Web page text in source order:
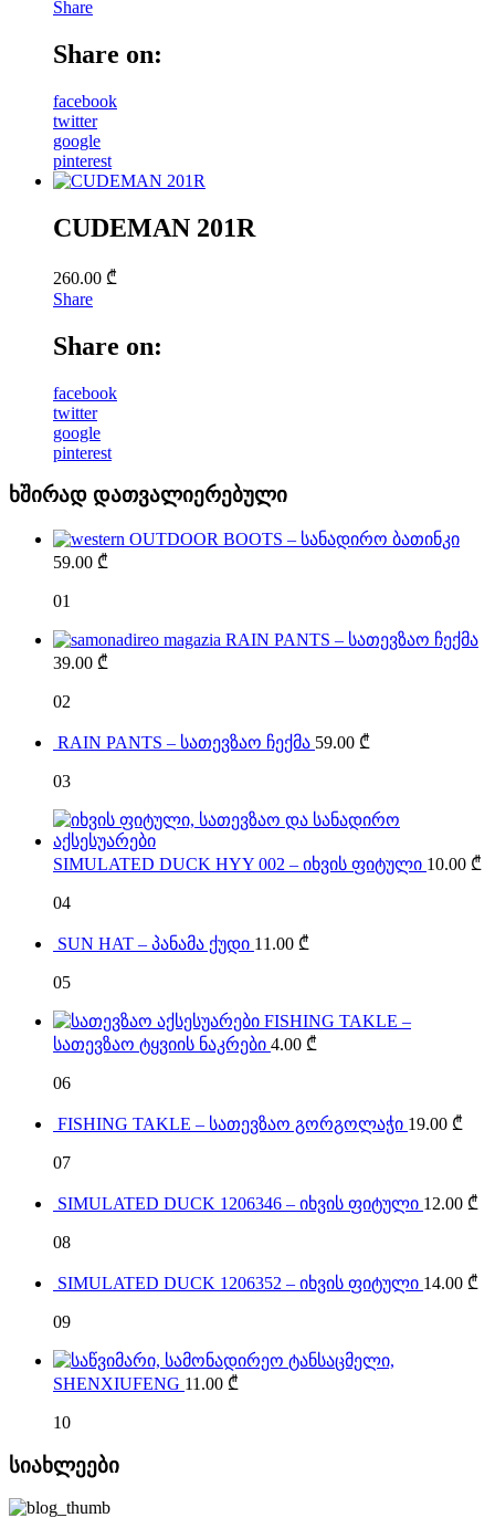
Share
Share on:
facebook
twitter
google
pinterest
CUDEMAN 201R
260.00 ₾
Share
Share on:
facebook
twitter
google
pinterest
ხშირად დათვალიერებული
OUTDOOR BOOTS – სანადირო ბათინკი
59.00 ₾
01
RAIN PANTS – სათევზაო ჩექმა
39.00 ₾
02
RAIN PANTS – სათევზაო ჩექმა 59.00 ₾
03
SIMULATED DUCK HYY 002 – იხვის ფიტული 10.00 ₾
04
SUN HAT – პანამა ქუდი 11.00 ₾
05
FISHING TAKLE –
სათევზაო ტყვიის ნაკრები 4.00 ₾
06
FISHING TAKLE – სათევზაო გორგოლაჭი 19.00 ₾
07
SIMULATED DUCK 1206346 – იხვის ფიტული 12.00 ₾
08
SIMULATED DUCK 1206352 – იხვის ფიტული 14.00 ₾
09
SHENXIUFENG 11.00 ₾
10
სიახლეები